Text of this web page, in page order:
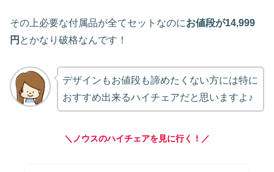
その上必要な付属品が全てセットなのにお値段が14,999
円 とかなり破格なんです！
デザインもお値段も諦めたくない方には特に
おすすめ出来るハイチェアだと思いますよ♪
＼ノウスのハイチェアを見に行く！／